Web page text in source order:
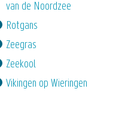
van de Noordzee
Rotgans
Zeegras
Zeekool
Vikingen op Wieringen